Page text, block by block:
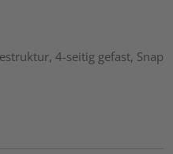
4-seitig gefast, Snap